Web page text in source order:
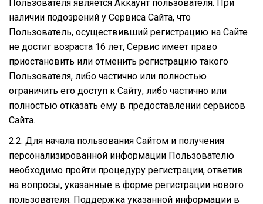
Пользователя является Аккаунт пользователя. При
наличии подозрений у Сервиса Сайта, что
Пользователь, осуществивший регистрацию на Сайте
не достиг возраста 16 лет, Сервис имеет право
приостановить или отменить регистрацию такого
Пользователя, либо частично или полностью
ограничить его доступ к Сайту, либо частично или
полностью отказать ему в предоставлении сервисов
Сайта.
2.2. Для начала пользования Сайтом и получения
персонализированной информации Пользователю
необходимо пройти процедуру регистрации, ответив
на вопросы, указанные в форме регистрации нового
пользователя. Поддержка указанной информации в